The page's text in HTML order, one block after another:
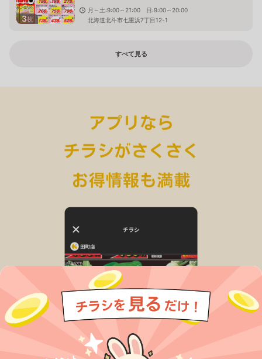
3枚
月～土:9:00～21:00 日:9:00～20:00
北海道北斗市七重浜7丁目12-1
すべて見る